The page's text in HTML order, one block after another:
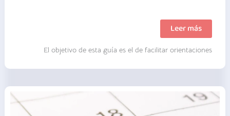
Perspectiva
de
en
de
locales
Red
de
Leer más
El objetivo de esta guía es el de facilitar orientaciones